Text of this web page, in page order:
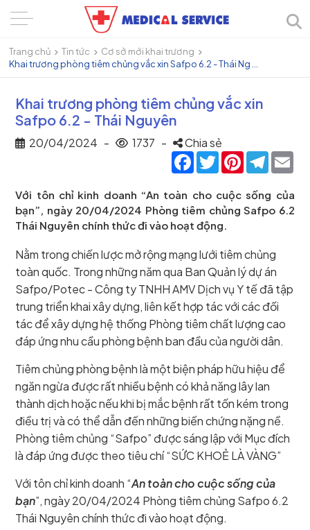
Trang chủ Tin tức
Cơ sở mới khai trương
Khai trương phòng tiêm chủng vắc xin Safpo 6.2 - Thái Ng ...
Khai trương phòng tiêm chủng vắc xin
Safpo 6.2 - Thái Nguyên
20/04/2024 - 1737 -
Chia sẻ
Facebook
TwitterPinterest
Với tôn chỉ kinh doanh “An toàn cho cuộc sống của
bạn”, ngày 20/04/2024 Phòng tiêm chủng Safpo 6.2
Thái Nguyên chính thức đi vào hoạt động.
Nằm trong chiến lược mở rộng mạng lưới tiêm chủng
toàn quốc. Trong những năm qua Ban Quản lý dự án
Safpo/Potec - Công ty TNHH AMV Dịch vụ Y tế đã tập
trung triển khai xây dựng, liên kết hợp tác với các đối
tác để xây dựng hệ thống Phòng tiêm chất lượng cao
đáp ứng nhu cầu phòng bệnh ban đầu của người dân.
Tiêm chủng phòng bệnh là một biện pháp hữu hiệu để
ngăn ngừa được rất nhiều bệnh có khả năng lây lan
thành dịch hoặc nếu khi bị mắc bệnh rất tốn kém trong
điều trị và có thể dẫn đến những biến chứng nặng nề.
Phòng tiêm chủng “Safpo” được sáng lập với Mục đích
là đáp ứng được theo tiêu chí “SỨC KHOẺ LÀ VÀNG”
Với tôn chỉ kinh doanh “An toàn cho cuộc sống của
bạn”, ngày 20/04/2024 Phòng tiêm chủng Safpo 6.2
Thái Nguyên chính thức đi vào hoạt động.